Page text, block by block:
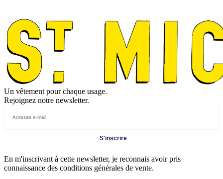
Un vêtement pour chaque usage.
Rejoignez notre newsletter.
S'inscrire
En m'inscrivant à cette newsletter, je reconnais avoir pris
connaissance des conditions générales de vente.